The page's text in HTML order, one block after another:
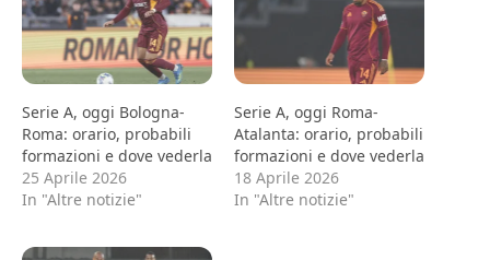
Serie A, oggi Bologna-
Roma: orario, probabili
formazioni e dove vederla
25 Aprile 2026
In "Altre notizie"
Serie A, oggi Roma-
Atalanta: orario, probabili
formazioni e dove vederla
18 Aprile 2026
In "Altre notizie"